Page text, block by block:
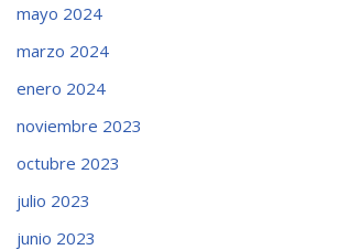
mayo 2024
marzo 2024
enero 2024
noviembre 2023
octubre 2023
julio 2023
junio 2023